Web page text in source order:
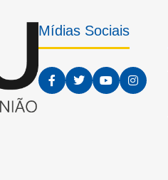
Mídias Sociais